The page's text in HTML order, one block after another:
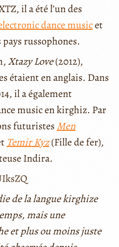
il a été l’un des
dance musicet
pays russophones.
Xtazy Love(2012),
étaient en anglais. Dans
il a également
music en kirghiz. Par
futuristes Men
Temir Kyz(Fille de fer),
Indira.
de la langue kirghize
mais une
et plus ou moins juste